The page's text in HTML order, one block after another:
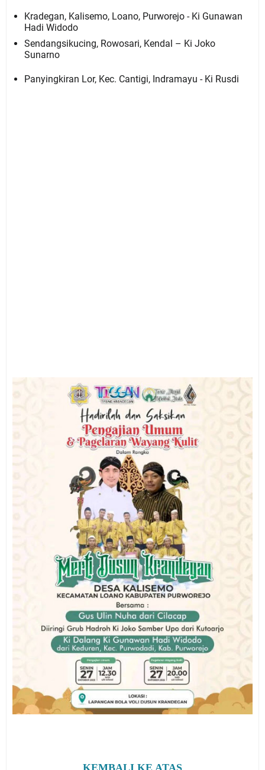
Kradegan, Kalisemo, Loano, Purworejo - Ki Gunawan
Hadi Widodo
Sendangsikucing, Rowosari, Kendal – Ki Joko
Sunarno
Panyingkiran Lor, Kec. Cantigi, Indramayu - Ki Rusdi
KEMBALI KE ATAS